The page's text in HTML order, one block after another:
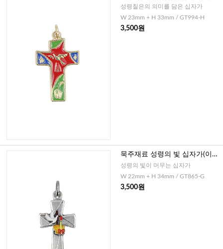
리)
성령칠은의 의미를 담은 십자가
W 23mm + H 33mm / GT994-H
3,500원
묵주재료 성령의 빛 십자가(이태
리)
성령의 빛이 머무는 십자가
W 22mm + H 34mm / GT865-G
3,500원